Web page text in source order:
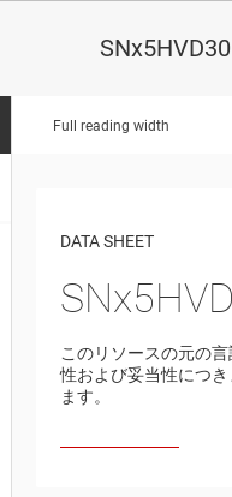
No matches found.
Full reading width
DATA SHEET
このリソースの元の
性および妥当性につ
ます。